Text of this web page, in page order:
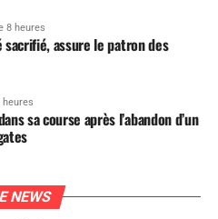
8 heures
sacrifié, assure le patron des
heures
sa course après l’abandon d’un
NEWS